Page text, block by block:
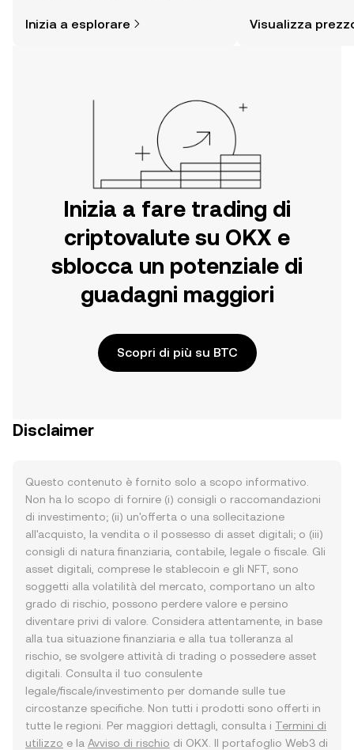
pensare. Inizia il tuo viaggio sull'app
Inizia a esplorare Visualizza
Inizia a fare trading di
criptovalute su OKX e
sblocca un potenziale di
guadagni maggiori
Scopri di più su BTC
Disclaimer
Questo contenuto è fornito solo a scopo informativo.
Non ha lo scopo di fornire (i) consigli o raccomandazioni
di investimento; (ii) un'offerta o una sollecitazione
all'acquisto, la vendita o il possesso di asset digitali; o (iii)
consigli di natura finanziaria, contabile, legale o fiscale. Gli
asset digitali, comprese le stablecoin e gli NFT, sono
soggetti alla volatilità del mercato, comportano un alto
grado di rischio, possono perdere valore e persino
diventare privi di valore. Considera attentamente, in base
alla tua situazione finanziaria e alla tua tolleranza al
rischio, se svolgere attività di trading o possedere asset
digitali. Consulta il tuo consulente
legale/fiscale/investimento per domande sulle tue
circostanze specifiche. Non tutti i prodotti sono offerti in
tutte le regioni. Per maggiori dettagli, consulta i Termini di
utilizzo e la Avviso di rischio di OKX. Il portafoglio Web3 di